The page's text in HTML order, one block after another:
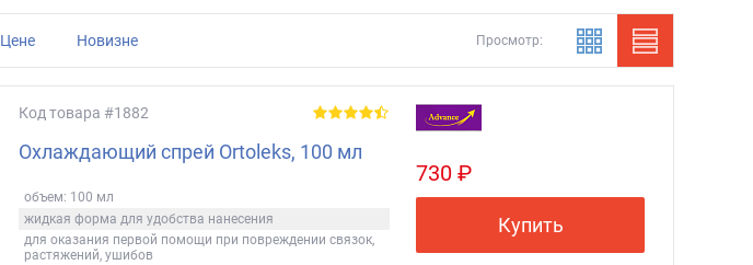
Цене Новизне Просмотр:
Код товара #1882
Охлаждающий спрей Ortoleks, 100 мл
объем: 100 мл
жидкая форма для удобства нанесения
для оказания первой помощи при повреждении связок,
растяжений, ушибов
730 ₽
Купить